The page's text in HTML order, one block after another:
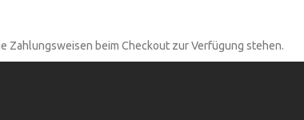
beim Checkout zur Verfügung stehen.